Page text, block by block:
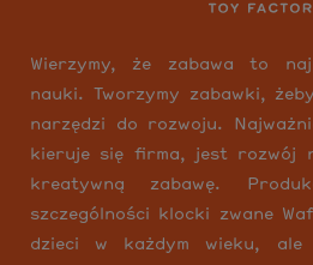
Wierzymy, że zabawa to
nauki. Tworzymy zabawki,
narzędzi do rozwoju.
kieruje się firma, jest rozwój
kreatywną zabawę.
szczególności klocki zwane
dzieci w każdym wieku,